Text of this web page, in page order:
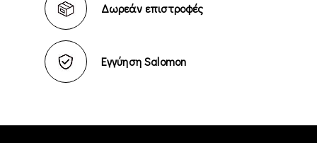
Δωρεάν επιστροφές
Εγγύηση Salomon